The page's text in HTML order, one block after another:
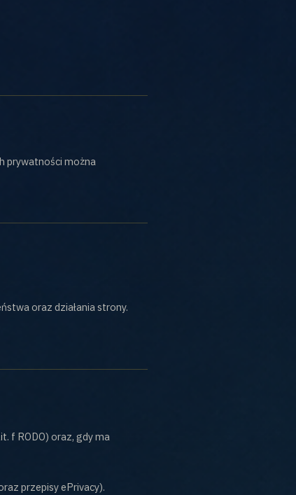
prywatności można
oraz działania strony.
f RODO) oraz, gdy ma
przepisy ePrivacy).